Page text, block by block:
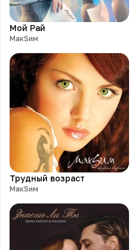
Мой Рай
МакSим
Трудный возраст
МакSим